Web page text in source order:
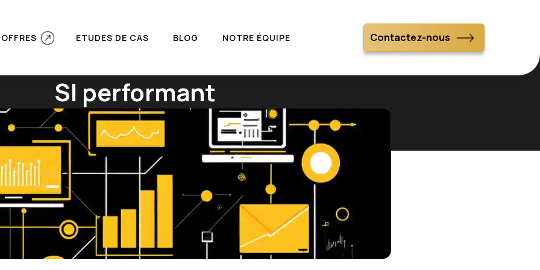
ETUDES DE CAS BLOG NOTRE ÉQUIPE Contactez-nous
SI performant